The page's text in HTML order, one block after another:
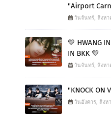
"Airport
วันจันทร์, สิงหา
💛 HWANG
IN BKK 💛
วันจันทร์, สิงหา
"KNOCK ON
วันอังคาร, สิงห